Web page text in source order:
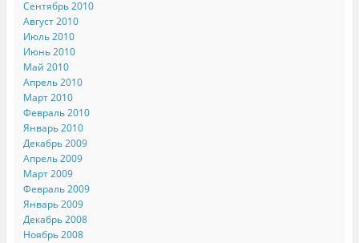
Сентябрь 2010
Август 2010
Июль 2010
Июнь 2010
Май 2010
Апрель 2010
Март 2010
Февраль 2010
Январь 2010
Декабрь 2009
Апрель 2009
Март 2009
Февраль 2009
Январь 2009
Декабрь 2008
Ноябрь 2008